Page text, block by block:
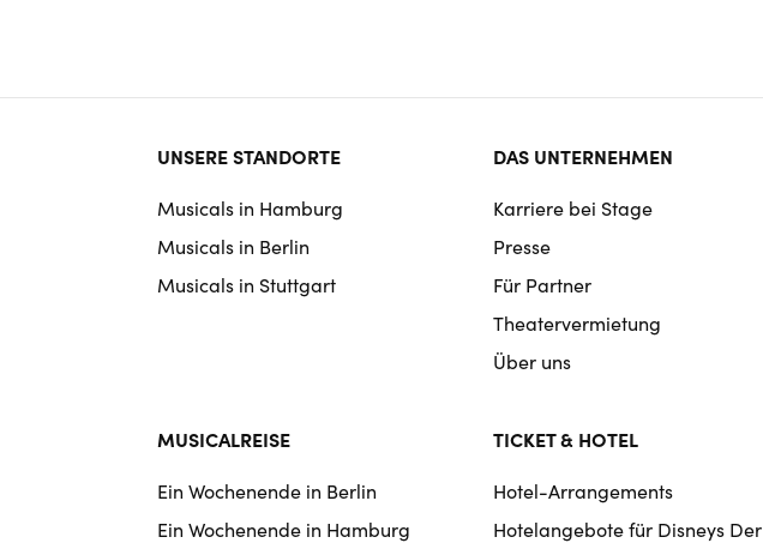
Footer
navigation
UNSERE STANDORTE
Musicals in Hamburg
Musicals in Berlin
Musicals in Stuttgart
DAS UNTERNEHMEN
Karriere bei Stage
Presse
Für Partner
Theatervermietung
Über uns
MUSICALREISE
Ein Wochenende in Berlin
Ein Wochenende in Hamburg
TICKET & HOTEL
Hotel-Arrangements
Hotelangebote für Disneys Der